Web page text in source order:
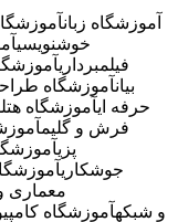
آموزشگاه زبان
خوشنویسی
فیلمبرداری
بیانآموزشگاه
حرفه ایآموزشگاه
فرش و گلیم
پزی
جوشکاری
معماری
آموزشگاه IT و شبکهآموزشگاه